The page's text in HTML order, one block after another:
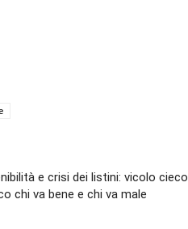
e crisi dei listini: vicolo
chi va bene e chi va male